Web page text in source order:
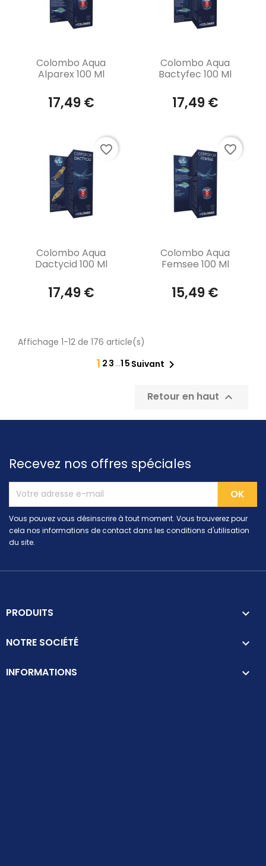
Aperçu rapide
Colombo Aqua
Alparex 100 Ml
17,49 €
Aperçu rapide
Colombo Aqua
Bactyfec 100 Ml
17,49 €
Aperçu rapide
Colombo Aqua
Dactycid 100 Ml
17,49 €
favorite_border
Aperçu rapide
Colombo Aqua
Femsee 100 Ml
15,49 €
favorite_border
Affichage 1-12 de 176 article(s)
1 2 3 …15 Suivant 
Retour en haut 
Recevez nos offres spéciales
Vous pouvez vous désinscrire à tout moment. Vous trouverez pour
cela nos informations de contact dans les conditions d'utilisation
du site.
PRODUITS 
NOTRE SOCIÉTÉ 
INFORMATIONS keyboard_arrow_down